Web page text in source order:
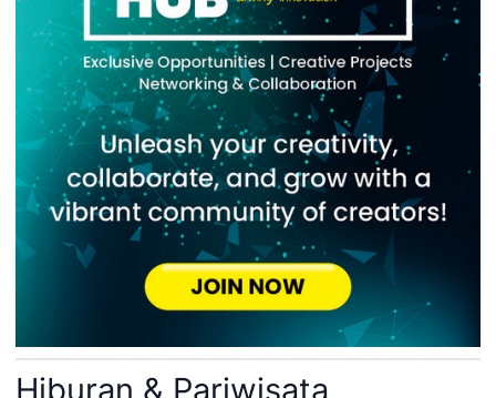
Hiburan & Pariwisata